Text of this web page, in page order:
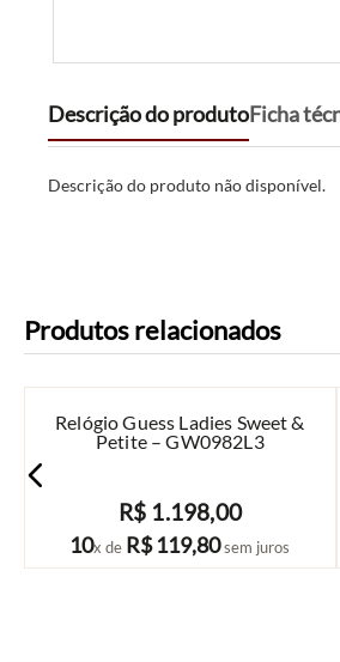
Descrição do produtoFicha
Descrição do produto não disponível.
Produtos relacionados
Relógio Guess Ladies Sweet &
Petite – GW0982L3
R$ 1.198,00
10x de R$ 119,80sem juros
COMPRAR